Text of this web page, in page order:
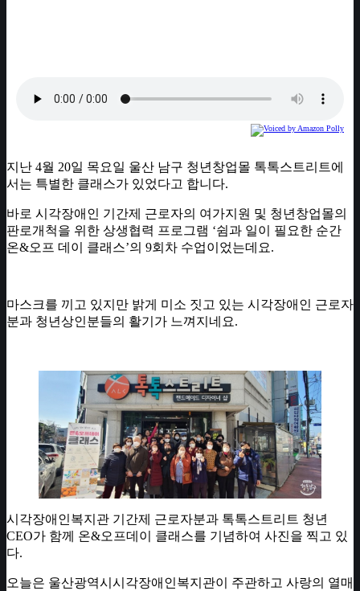
지난 4월 20일 목요일 울산 남구 청년창업몰 톡톡스트리트에
서는 특별한 클래스가 있었다고 합니다.
바로 시각장애인 기간제 근로자의 여가지원 및 청년창업몰의
판로개척을 위한 상생협력 프로그램 ‘쉼과 일이 필요한 순간
온&오프 데이 클래스’의 9회차 수업이었는데요.
마스크를 끼고 있지만 밝게 미소 짓고 있는 시각장애인 근로자
분과 청년상인분들의 활기가 느껴지네요.
시각장애인복지관 기간제 근로자분과 톡톡스트리트 청년
CEO가 함께 온&오프데이 클래스를 기념하여 사진을 찍고 있
다.
오늘은 울산광역시시각장애인복지관이 주관하고 사랑의 열매